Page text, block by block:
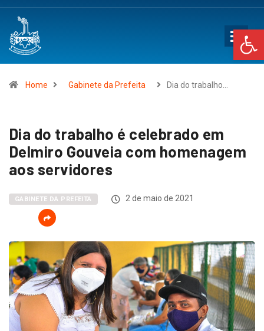
Home Gabinete da Prefeita Dia do trabalho…
Dia do trabalho é celebrado em
Delmiro Gouveia com homenagem
aos servidores
GABINETE DA PREFEITA 2 de maio de 2021